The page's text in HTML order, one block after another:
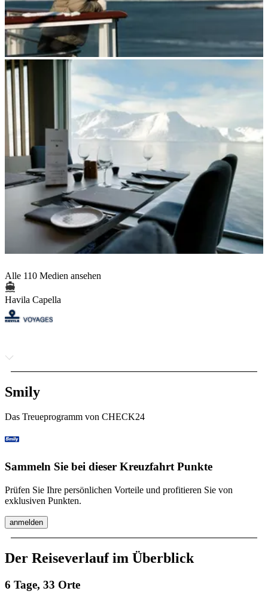
Alle 110 Medien ansehen
Havila Capella
Smily
Das Treueprogramm von CHECK24
Sammeln Sie bei dieser Kreuzfahrt Punkte
Prüfen Sie Ihre persönlichen Vorteile und profitieren Sie von
exklusiven Punkten.
anmelden
Der Reiseverlauf im Überblick
6 Tage, 33 Orte